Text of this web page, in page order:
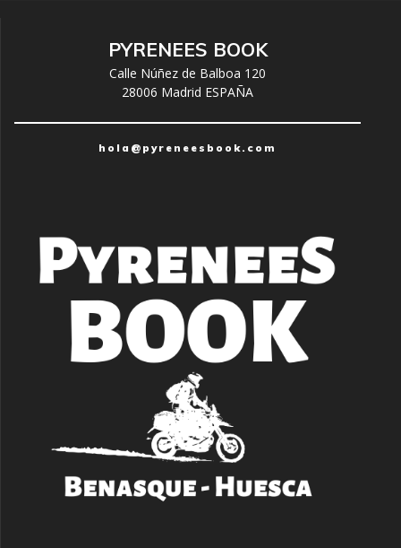
PYRENEES BOOK
Calle Núñez de Balboa 120
28006 Madrid ESPAÑA
hola@pyreneesbook.com